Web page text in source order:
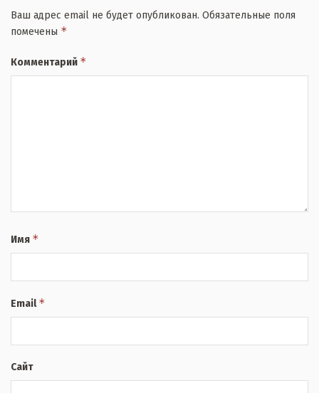
Ваш адрес email не будет опубликован. Обязательные поля
помечены *
Комментарий *
Имя *
Email*
Сайт